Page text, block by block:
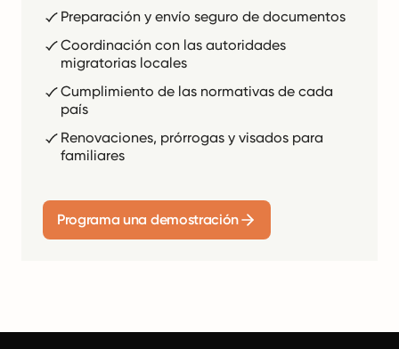
Preparación y envío seguro de documentos
Coordinación con las autoridades
migratorias locales
Cumplimiento de las normativas de cada
país
Renovaciones, prórrogas y visados para
familiares
Programa una demostración